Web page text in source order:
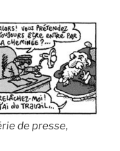
de presse,